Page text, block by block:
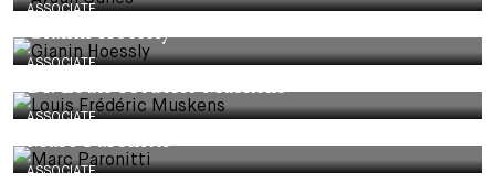
ASSOCIATE
Gianin Hoessly
ASSOCIATE
Dr. Louis Frédéric Muskens
ASSOCIATE
Marc Paronitti
ASSOCIATE